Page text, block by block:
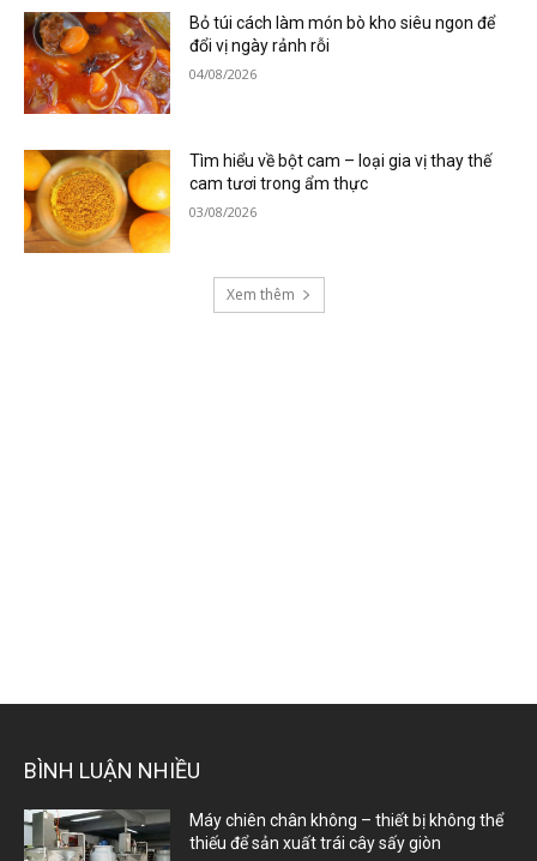
Bỏ túi cách làm món bò kho siêu ngon để
đổi vị ngày rảnh rỗi
04/08/2026
Tìm hiểu về bột cam – loại gia vị thay thế
cam tươi trong ẩm thực
03/08/2026
Xem thêm
BÌNH LUẬN NHIỀU
Máy chiên chân không – thiết bị không thể
thiếu để sản xuất trái cây sấy giòn